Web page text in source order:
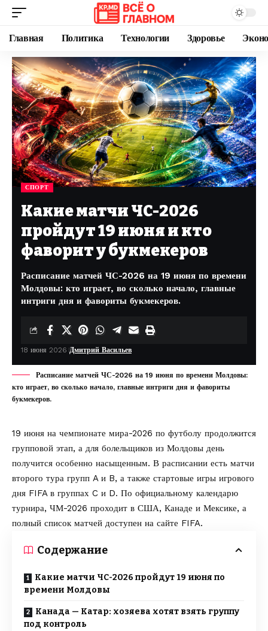
Главная Политика Технологии Здоровье
СПОРТ
Какие матчи ЧС-2026
пройдут 19 июня и кто
фаворит у букмекеров
Расписание матчей ЧС-2026 на 19 июня по времени
Молдовы: кто играет, во сколько начало, главные
интриги дня и фавориты букмекеров.
18 июня 2026 Дмитрий Васильев
Расписание матчей ЧС-2026 на 19 июня по времени Молдовы:
кто играет, во сколько начало, главные интриги дня и фавориты
букмекеров.
19 июня на чемпионате мира-2026 по футболу продолжится
групповой этап, а для болельщиков из Молдовы день
получится особенно насыщенным. В расписании есть матчи
второго тура групп A и B, а также стартовые игры игрового
дня FIFA в группах C и D. По официальному календарю
турнира, ЧМ-2026 проходит в США, Канаде и Мексике, а
полный список матчей доступен на сайте FIFA.
Содержание
Какие матчи ЧС-2026 пройдут 19 июня по
времени Молдовы
Канада — Катар: хозяева хотят взять группу
под контроль